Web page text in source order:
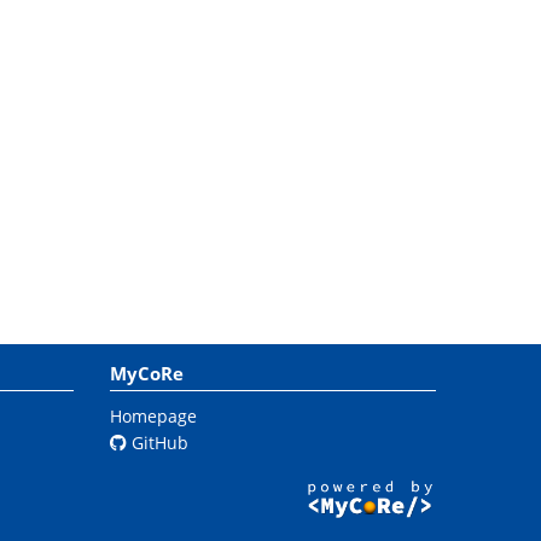
MyCoRe
Homepage
GitHub